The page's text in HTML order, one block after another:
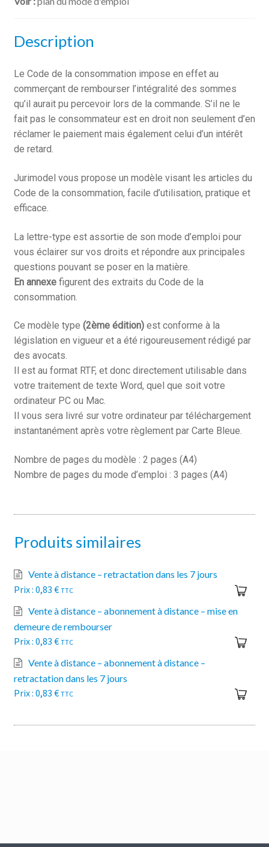
Description
Le Code de la consommation impose en effet au
commerçant de rembourser l’intégralité des sommes
qu’il aurait pu percevoir lors de la commande. S’il ne le
fait pas le consommateur est en droit non seulement d’en
réclamer le paiement mais également celui d’un intérêt
de retard.
Jurimodel vous propose un modèle visant les articles du
Code de la consommation, facile d’utilisation, pratique et
efficace.
La lettre-type est assortie de son mode d’emploi pour
vous éclairer sur vos droits et répondre aux principales
questions pouvant se poser en la matière.
En annexefigurent des extraits du Code de la
consommation.
Ce modèle type (2ème édition)est conforme à la
législation en vigueur et a été rigoureusement rédigé par
des avocats.
Il est au format RTF, et donc directement utilisable dans
votre traitement de texte Word, quel que soit votre
ordinateur PC ou Mac.
Il vous sera livré sur votre ordinateur par téléchargement
instantanément après votre règlement par Carte Bleue.
Nombre de pages du modèle : 2 pages (A4)
Nombre de pages du mode d’emploi : 3 pages (A4)
Produits similaires
Vente à distance – retractation dans les 7 jours
0,83 € TTC
Vente à distance – abonnement à distance – mise en
demeure de rembourser
0,83 € TTC
Vente à distance – abonnement à distance –
retractation dans les 7 jours
0,83 € TTC